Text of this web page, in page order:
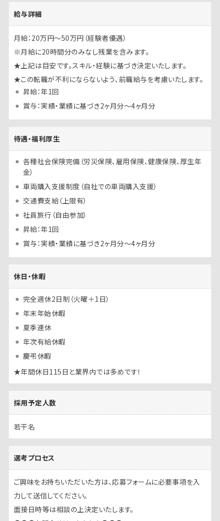
給与詳細
月給：20万円～50万円（経験者優遇）
※月給に20時間分のみなし残業を含みます。
★上記は目安です。スキル・経験に基づき決定いたします。
★この転職が不利にならないよう、前職給与を考慮いたします。
昇給：年1回
賞与：実績・業績に基づき2ヶ月分～4ヶ月分
待遇・福利厚生
各種社会保険完備（労災保険、雇用保険、健康保険、厚生年
金）
車両購入支援制度（自社での車両購入支援）
交通費支給（上限有）
社員旅行（自由参加）
昇給：年1回
賞与：実績・業績に基づき2ヶ月分～4ヶ月分
休日・休暇
完全週休2日制（火曜＋1日）
年末年始休暇
夏季連休
年次有給休暇
慶弔休暇
★年間休日115日と業界内では多めです！
採用予定人数
若干名
選考プロセス
ご興味をお持ちいただいた方は、応募フォームに必要事項を入
力して送信してください。
面接日時等は相談の上決定いたします。